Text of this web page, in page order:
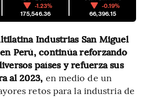
-1.23%
175,546.36
-0.19%
66,396.15
Industrias San Miguel
Perú, continúa reforzando
países y refuerza sus
al 2023, en medio de un
retos para la industria de